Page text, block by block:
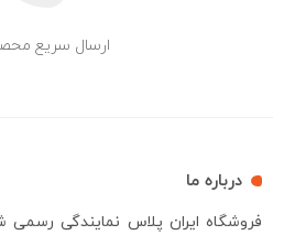
ارسال سریع
درباره ما
فروشگاه ایران پلاس نمایندگی رسمی